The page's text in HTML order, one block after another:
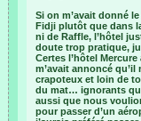
Si on m’avait donné
Fidji plutôt que dans
ni de Raffle, l’hôtel
doute trop pratique,
Certes l’hôtel
m’avait annoncé qu’il
crapoteux et loin de
du mat… ignorants
aussi que nous
pour passer d’un